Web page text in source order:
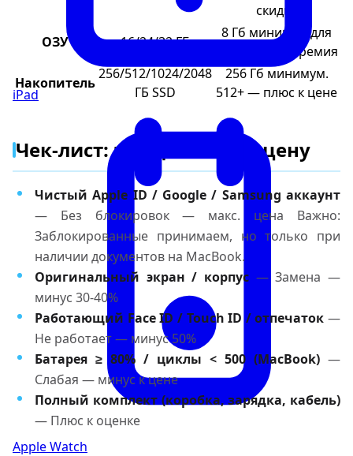
iPad
Apple Watch
скидка
ОЗУ
16/24/32 ГБ
8 Гб минимум для
2024. 16+ — премия
Накопитель
256/512/1024/2048
ГБ SSD
256 Гб минимум.
512+ — плюс к цене
Чек-лист: что даёт макс. цену
Чистый Apple ID / Google / Samsung аккаунт
— Без блокировок — макс. цена Важно:
Заблокированные принимаем, но только при
наличии документов на MacBook.
Оригинальный экран / корпус — Замена —
минус 30-40%
Работающий Face ID / Touch ID / отпечаток —
Не работает — минус 50%
Батарея ≥ 80% / циклы < 500 (MacBook) —
Слабая — минус к цене
Полный комплект (коробка, зарядка, кабель)
— Плюс к оценке